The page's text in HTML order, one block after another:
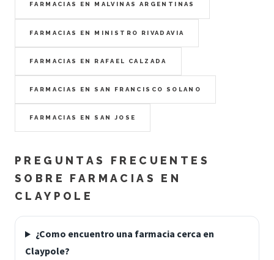
FARMACIAS EN MALVINAS ARGENTINAS
FARMACIAS EN MINISTRO RIVADAVIA
FARMACIAS EN RAFAEL CALZADA
FARMACIAS EN SAN FRANCISCO SOLANO
FARMACIAS EN SAN JOSE
PREGUNTAS FRECUENTES
SOBRE FARMACIAS EN
CLAYPOLE
¿Como encuentro una farmacia cerca en
Claypole?